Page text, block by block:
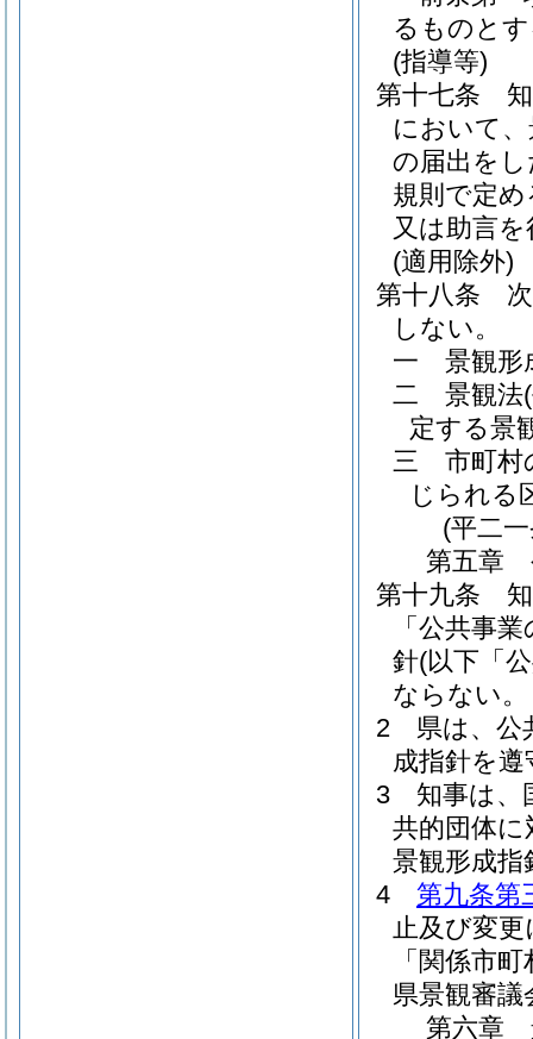
るものと
(指導等)
第十七条
において
の届出を
規則で定
又は助言
(適用除外)
第十八条
しない。
一
景観形
二
景観法
定する景
三
市町村
じられる
(平二
第五章
第十九条
「公共事
針(以下「
ならない。
2
県は、公
成指針を
3
知事は、
共的団体
景観形成
4
第九条第
止及び変
「関係市
県景観審
第六章